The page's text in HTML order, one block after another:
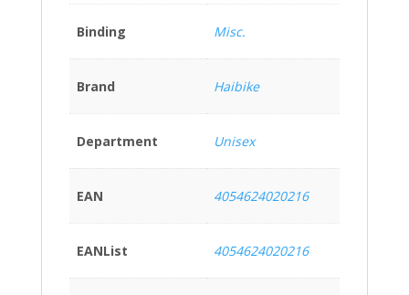
Binding Misc.
Brand Haibike
Department Unisex
EAN 4054624020216
EANList 4054624020216